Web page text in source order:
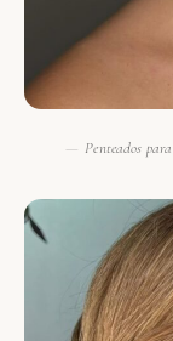
Penteados